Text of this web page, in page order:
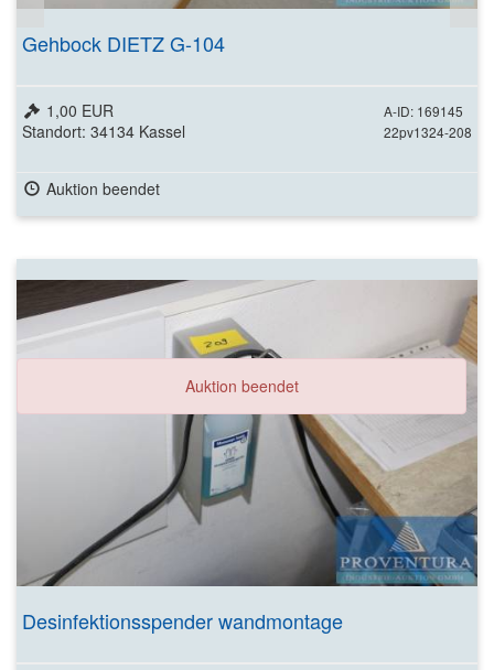
Gehbock DIETZ G-104
A-ID: 169145
22pv1324-208
1,00 EUR
Standort: 34134 Kassel
Auktion beendet
Auktion beendet
Desinfektionsspender wandmontage